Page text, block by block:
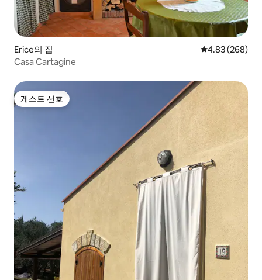
Erice의 집 평점 4.83점(5
4.83 (268)
Casa Cartagine
게스트 선호
게스트 선호